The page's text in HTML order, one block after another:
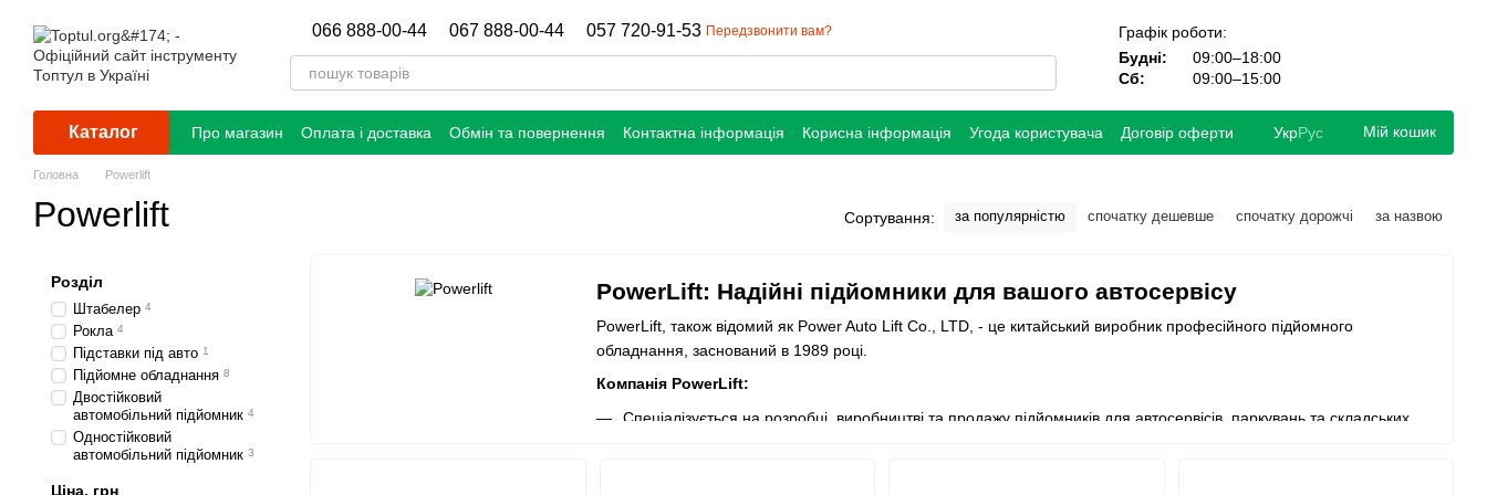
066 888-00-44 067 888-00-44 057 720-91-53 Передзвонити вам?
Графік роботи:
Будні:
09:00–18:00
Сб:
09:00–15:00
Каталог Про магазин Оплата і доставка Обмін та повернення Контактна інформація Корисна інформація Угода користувача Договір оферти УкрРус Мій кошик
Головна Powerlift
Powerlift Сортування: за популярністю спочатку дешевше спочатку дорожчі за назвою
PowerLift: Надійні підйомники для вашого автосервісу
PowerLift, також відомий як Power Auto Lift Co., LTD, - це китайський виробник професійного підйомного
обладнання, заснований в 1989 році.
Компанія PowerLift:
Спеціалізується на розробці, виробництві та продажу підйомників для автосервісів, паркувань та складських
Розділ
Штабелер 4
Рокла 4
Підставки під авто 1
Підйомне обладнання 8
Двостійковий
автомобільний підйомник 4
Одностійковий
автомобільний підйомник 3
Ціна, грн